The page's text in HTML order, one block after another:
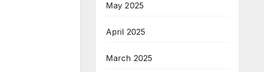
May 2025
April 2025
March 2025